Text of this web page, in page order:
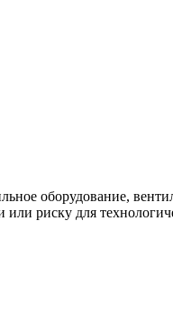
оборудование,
риску для